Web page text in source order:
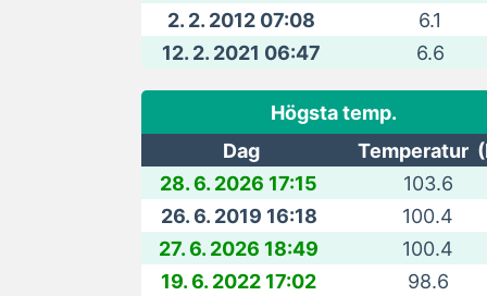
2. 2. 2012 07:08
6.1
12. 2. 2021 06:47
6.6
Högsta temp.
Dag
Temperatur
28. 6. 2026 17:15
103.6
26. 6. 2019 16:18
100.4
27. 6. 2026 18:49
100.4
19. 6. 2022 17:02
98.6